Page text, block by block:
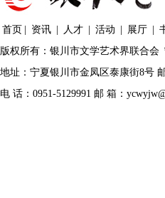
首页 资讯 人才 活动 展厅
版权所有：银川市文学艺术界联合会
地址：宁夏银川市金凤区泰康街8号
电 话：0951-5129991 邮 箱：